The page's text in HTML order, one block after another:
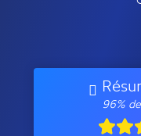
96%